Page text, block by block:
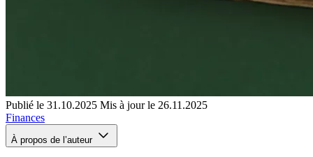
Publié le 31.10.2025 Mis à jour le 26.11.2025
Finances
À propos de l’auteur